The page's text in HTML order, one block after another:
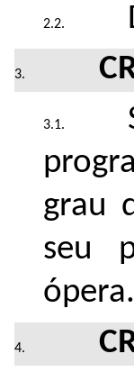
grau
seu
ópera.